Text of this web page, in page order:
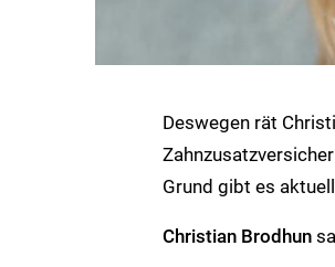
Deswegen rät
Grund gibt es
Christian Brodhun